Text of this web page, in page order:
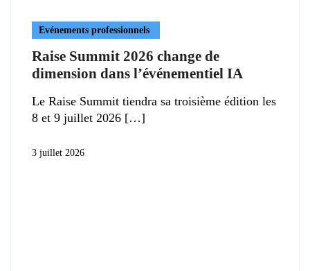
Evénements professionnels
Raise Summit 2026 change de
dimension dans l’événementiel IA
Le Raise Summit tiendra sa troisième édition les
8 et 9 juillet 2026
3 juillet 2026